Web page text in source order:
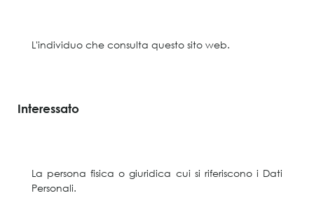
L'individuo che consulta questo sito web.
Interessato
La persona fisica o giuridica cui si riferiscono i Dati
Personali.